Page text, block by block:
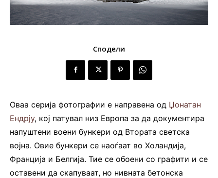
Сподели
Оваа серија фотографии е направена од Џонатан
Ендрју, кој патувал низ Европа за да документира
напуштени воени бункери од Втората светска
војна. Овие бункери се наоѓаат во Холандија,
Франција и Белгија. Тие се обоени со графити и се
оставени да скапуваат, но нивната бетонска